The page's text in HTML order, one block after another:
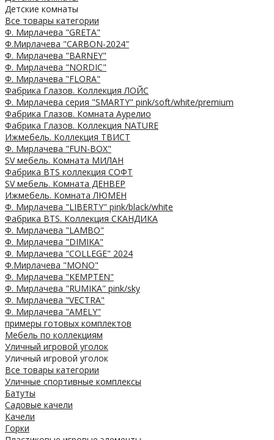
Детские комнаты
Все товары категории
Ф. Мирлачева "GRETA"
Ф.Мирлачева "CARBON-2024"
Ф. Мирлачева "BARNEY"
Ф. Мирлачева "NORDIC"
Ф. Мирлачева "FLORA"
Фабрика Глазов. Коллекция ЛОЙС
Ф. Мирлачева серия "SMARTY" pink/soft/white/premium
Фабрика Глазов. Комната Аурелио
Фабрика Глазов. Коллекция NATURE
Ижмебель. Коллекция ТВИСТ
Ф. Мирлачева "FUN-BOX"
SV мебель. Комната МИЛАН
Фабрика BTS коллекция СОФТ
SV мебель. Комната ДЕНВЕР
Ижмебель. Комната ЛЮМЕН
Ф. Мирлачева "LIBERTY" pink/black/white
Фабрика BTS. Коллекция СКАНДИКА
Ф. Мирлачева "LAMBO"
Ф. Мирлачева "DIMIKA"
Ф. Мирлачева "COLLEGE" 2024
Ф.Мирлачева "MONO"
Ф. Мирлачева "KEMPTEN"
Ф. Мирлачева "RUMIKA" pink/sky
Ф. Мирлачева "VECTRA"
Ф. Мирлачева "AMELY"
примеры готовых комплектов
Мебель по коллекциям
Уличный игровой уголок
Уличный игровой уголок
Все товары категории
Уличные спортивные комплексы
Батуты
Садовые качели
Качели
Горки